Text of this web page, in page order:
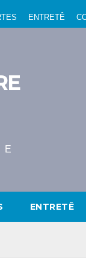
ENTRETÊ
E
ENTRETÊ